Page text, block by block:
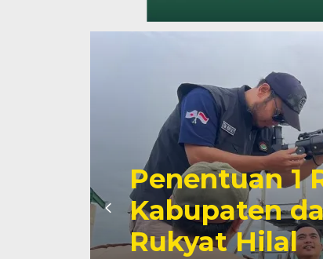
Penentuan 1
Kabupaten
Rukyat Hilal